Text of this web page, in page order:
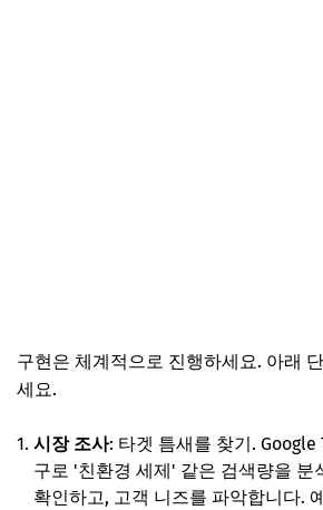
구현은 체계적으로 진행하세요. 아래
세요.
시장 조사: 타겟 틈새를 찾기.
구로 '친환경 세제' 같은 검색량을 분
확인하고, 고객 니즈를 파악합니다.